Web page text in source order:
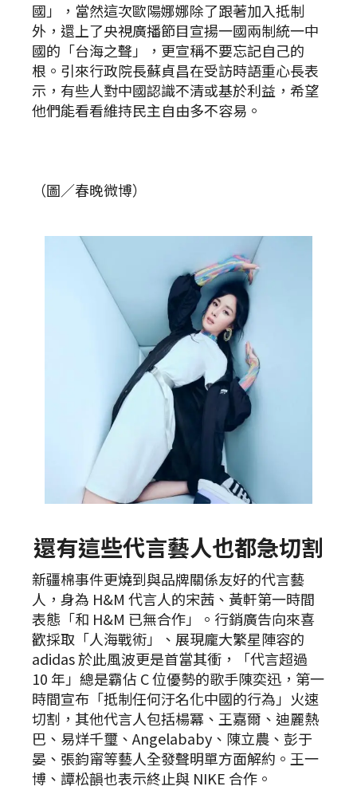
國」，當然這次歐陽娜娜除了跟著加入抵制
外，還上了央視廣播節目宣揚一國兩制統一中
國的「台海之聲」，更宣稱不要忘記自己的
根。引來行政院長蘇貞昌在受訪時語重心長表
示，有些人對中國認識不清或基於利益，希望
他們能看看維持民主自由多不容易。
（圖／春晚微博）
還有這些代言藝人也都急切割
新疆棉事件更燒到與品牌關係友好的代言藝
人，身為 H&M 代言人的宋茜、黃軒第一時間
表態「和 H&M 已無合作」。行銷廣告向來喜
歡採取「人海戰術」、展現龐大繁星陣容的
adidas 於此風波更是首當其衝，「代言超過
10 年」總是霸佔 C 位優勢的歌手陳奕迅，第一
時間宣布「抵制任何汙名化中國的行為」火速
切割，其他代言人包括楊冪、王嘉爾、迪麗熱
巴、易烊千璽、Angelababy、陳立農、彭于
晏、張鈞甯等藝人全發聲明單方面解約。王一
博、譚松韻也表示終止與 NIKE 合作。